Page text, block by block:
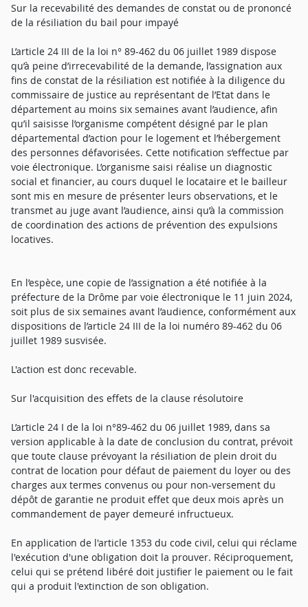
Sur la recevabilité des demandes de constat ou de prononcé
de la résiliation du bail pour impayé
L’article 24 III de la loi n° 89-462 du 06 juillet 1989 dispose
qu’à peine d’irrecevabilité de la demande, l’assignation aux
fins de constat de la résiliation est notifiée à la diligence du
commissaire de justice au représentant de l’Etat dans le
département au moins six semaines avant l’audience, afin
qu’il saisisse l’organisme compétent désigné par le plan
départemental d’action pour le logement et l’hébergement
des personnes défavorisées. Cette notification s’effectue par
voie électronique. L’organisme saisi réalise un diagnostic
social et financier, au cours duquel le locataire et le bailleur
sont mis en mesure de présenter leurs observations, et le
transmet au juge avant l’audience, ainsi qu’à la commission
de coordination des actions de prévention des expulsions
locatives.
En l’espèce, une copie de l’assignation a été notifiée à la
préfecture de la Drôme par voie électronique le 11 juin 2024,
soit plus de six semaines avant l’audience, conformément aux
dispositions de l’article 24 III de la loi numéro 89-462 du 06
juillet 1989 susvisée.
L'action est donc recevable.
Sur l'acquisition des effets de la clause résolutoire
L’article 24 I de la loi n°89-462 du 06 juillet 1989, dans sa
version applicable à la date de conclusion du contrat, prévoit
que toute clause prévoyant la résiliation de plein droit du
contrat de location pour défaut de paiement du loyer ou des
charges aux termes convenus ou pour non-versement du
dépôt de garantie ne produit effet que deux mois après un
commandement de payer demeuré infructueux.
En application de l'article 1353 du code civil, celui qui réclame
l'exécution d'une obligation doit la prouver. Réciproquement,
celui qui se prétend libéré doit justifier le paiement ou le fait
qui a produit l'extinction de son obligation.